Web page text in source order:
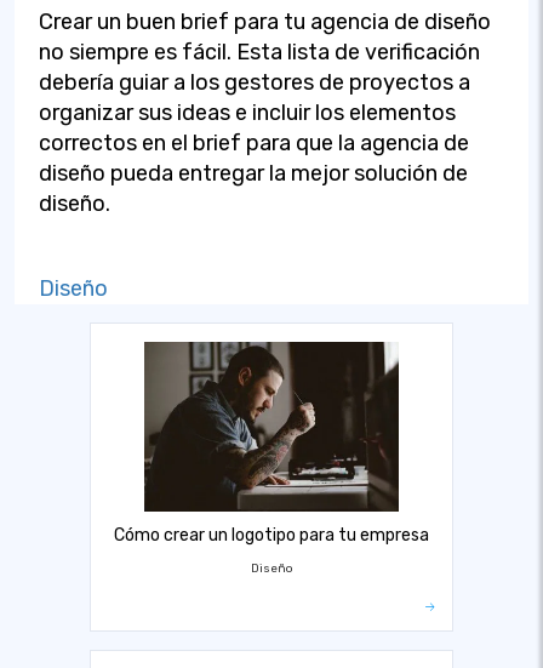
Crear un buen brief para tu agencia de diseño
no siempre es fácil. Esta lista de verificación
debería guiar a los gestores de proyectos a
organizar sus ideas e incluir los elementos
correctos en el brief para que la agencia de
diseño pueda entregar la mejor solución de
diseño.
Diseño
Cómo crear un logotipo para tu empresa
Diseño